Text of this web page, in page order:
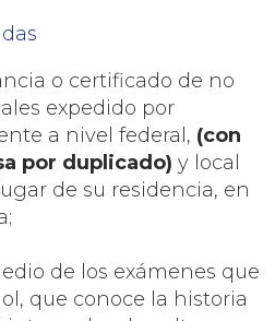
o certificado de no
expedido por
a nivel federal, (con
por duplicado) y local
de su residencia, en
de los exámenes que
que conoce la historia